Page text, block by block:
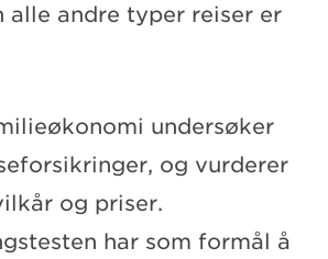
alle andre typer reiser er
undersøker
og vurderer
og priser.
har som formål å